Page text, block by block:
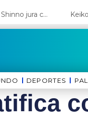
Guillermo Shinno jura como ministro de Energía y Minas
DEPORTES